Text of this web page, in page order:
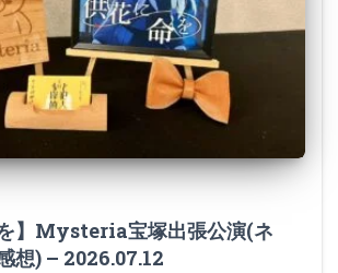
を】Mysteria宝塚出張公演(ネ
想) – 2026.07.12